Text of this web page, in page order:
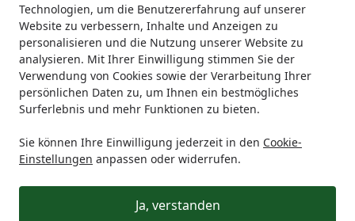
Technologien, um die Benutzererfahrung auf unserer
Website zu verbessern, Inhalte und Anzeigen zu
personalisieren und die Nutzung unserer Website zu
analysieren. Mit Ihrer Einwilligung stimmen Sie der
Verwendung von Cookies sowie der Verarbeitung Ihrer
persönlichen Daten zu, um Ihnen ein bestmögliches
Surferlebnis und mehr Funktionen zu bieten.
Sie können Ihre Einwilligung jederzeit in den Cookie-
Einstellungen anpassen oder widerrufen.
Ja, verstanden
Startseite
GAH Doppelstabmatten
Ihre Artikelübersicht
Kategorien
Filter / Sortierung